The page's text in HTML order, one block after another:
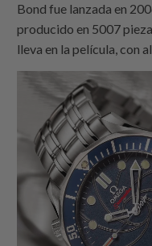
Bond fue lanzada en
producido en 5007
lleva en la película, con